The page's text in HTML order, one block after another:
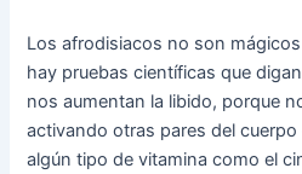
Los afrodisiacos no son
hay pruebas científicas que
nos aumentan la libido, porque
activando otras pares del
algún tipo de vitamina como el